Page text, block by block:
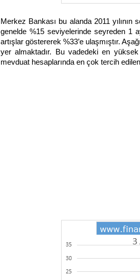
Merkez Bankası bu alanda 2011
genelde %15 seviyelerinde seyreden 1
artışlar göstererek %33’e ulaşmıştır.
yer almaktadır. Bu vadedeki en
mevduat hesaplarında en çok tercih